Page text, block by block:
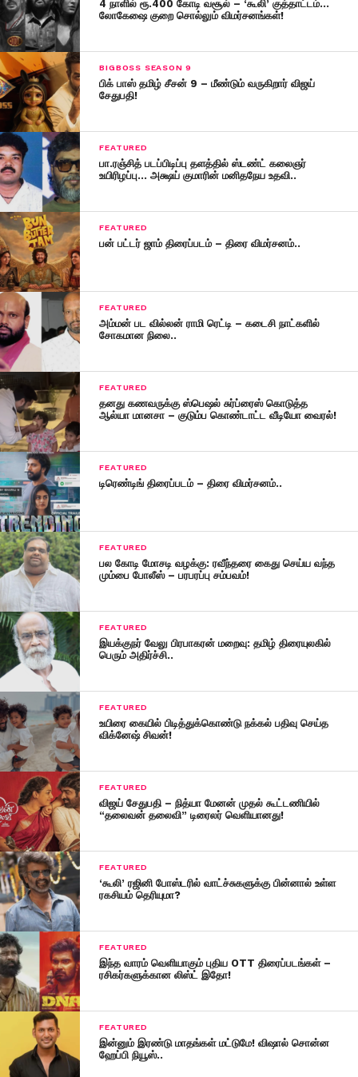
4 நாளில் ரூ.400 கோடி வசூல் – ‘கூலி’ குத்தாட்டம்…
லோகேஷை குறை சொல்லும் விமர்சனங்கள்!
BIGBOSS SEASON 9
பிக் பாஸ் தமிழ் சீசன் 9 – மீண்டும் வருகிறார் விஜய்
சேதுபதி!
FEATURED
பா.ரஞ்சித் படப்பிடிப்பு தளத்தில் ஸ்டண்ட் கலைஞர்
உயிரிழப்பு… அக்ஷய் குமாரின் மனிதநேய உதவி..
FEATURED
பன் பட்டர் ஜாம் திரைப்படம் – திரை விமர்சனம்..
FEATURED
அம்மன் பட வில்லன் ராமி ரெட்டி – கடைசி நாட்களில்
சோகமான நிலை..
FEATURED
தனது கணவருக்கு ஸ்பெஷல் சுர்ப்ரைஸ் கொடுத்த
ஆல்யா மானசா – குடும்ப கொண்டாட்ட வீடியோ வைரல்!
FEATURED
டிரெண்டிங் திரைப்படம் – திரை விமர்சனம்..
FEATURED
பல கோடி மோசடி வழக்கு: ரவீந்தரை கைது செய்ய வந்த
மும்பை போலீஸ் – பரபரப்பு சம்பவம்!
FEATURED
இயக்குநர் வேலு பிரபாகரன் மறைவு: தமிழ் திரையுலகில்
பெரும் அதிர்ச்சி..
FEATURED
உயிரை கையில் பிடித்துக்கொண்டு நக்கல் பதிவு செய்த
விக்னேஷ் சிவன்!
FEATURED
விஜய் சேதுபதி – நித்யா மேனன் முதல் கூட்டணியில்
“தலைவன் தலைவி” டிரைலர் வெளியானது!
FEATURED
‘கூலி’ ரஜினி போஸ்டரில் வாட்ச்சுகளுக்கு பின்னால் உள்ள
ரகசியம் தெரியுமா?
FEATURED
இந்த வாரம் வெளியாகும் புதிய OTT திரைப்படங்கள் –
ரசிகர்களுக்கான லிஸ்ட் இதோ!
FEATURED
இன்னும் இரண்டு மாதங்கள் மட்டுமே! விஷால் சொன்ன
ஹேப்பி நியூஸ்..